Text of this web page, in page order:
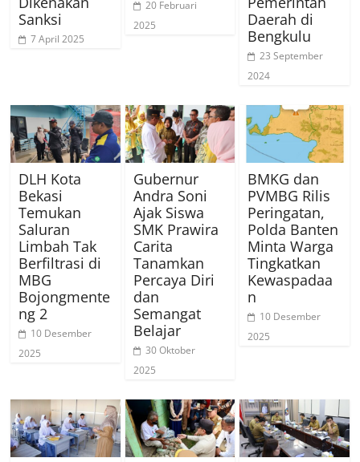
Sanksi
7 April 2025
20 Februari
2025
Daerah di
Bengkulu
23 September
2024
DLH Kota
Bekasi
Temukan
Saluran
Limbah Tak
Berfiltrasi di
MBG
Bojongmente
ng 2
10 Desember
2025
Gubernur
Andra Soni
Ajak Siswa
SMK Prawira
Carita
Tanamkan
Percaya Diri
dan
Semangat
Belajar
30 Oktober
2025
BMKG dan
PVMBG Rilis
Peringatan,
Polda Banten
Minta Warga
Tingkatkan
Kewaspadaa
n
10 Desember
2025